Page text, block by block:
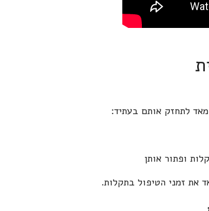
לתחזק אותם בעתיד:
ופתור אותן
את זמני הטיפול בתקלות.